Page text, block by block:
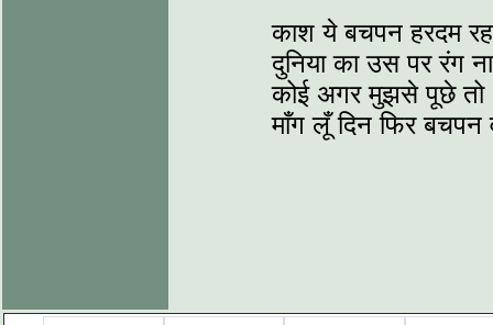
काश ये बचपन हरदम
दुनिया का उस पर रंग
कोई अगर मुझसे पूछे तो
माँग लूँ दिन फिर बचपन